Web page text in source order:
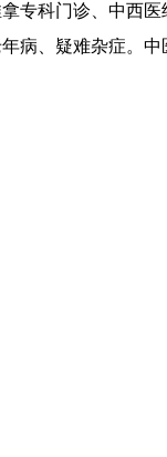
专科门诊、中西
病、疑难杂症。